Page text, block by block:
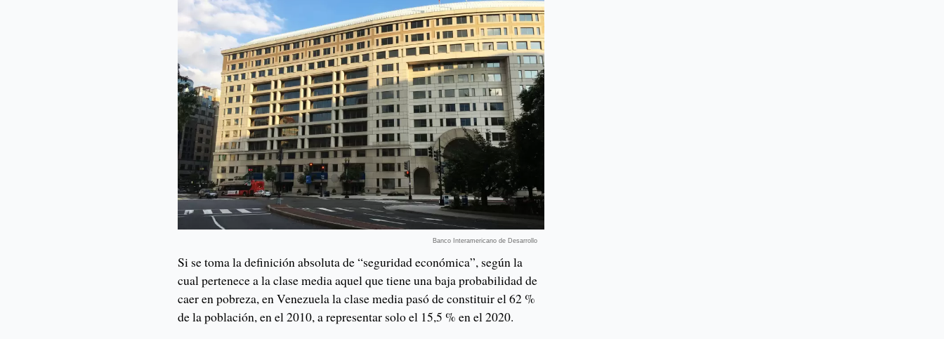
Banco Interamericano de Desarrollo
Si se toma la definición absoluta de “seguridad económica”, según la
cual pertenece a la clase media aquel que tiene una baja probabilidad de
caer en pobreza, en Venezuela la clase media pasó de constituir el 62 %
de la población, en el 2010, a representar solo el 15,5 % en el 2020.